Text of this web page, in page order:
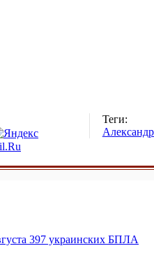
Теги:
397 украинских БПЛА